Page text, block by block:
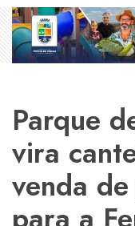
Parque
vira
venda